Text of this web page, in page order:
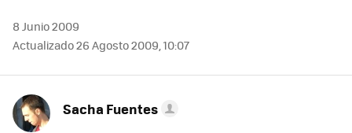
8 Junio 2009
Actualizado 26 Agosto 2009, 10:07
Sacha Fuentes